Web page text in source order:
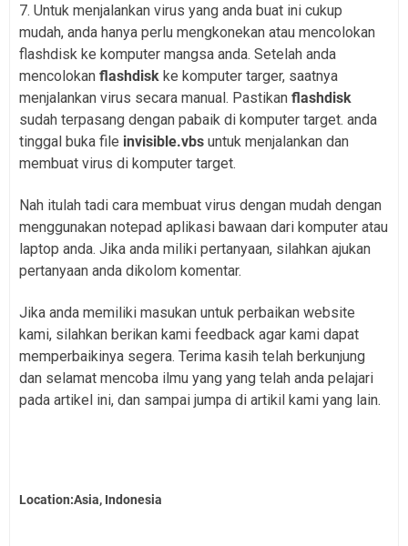
7. Untuk menjalankan virus yang anda buat ini cukup
mudah, anda hanya perlu mengkonekan atau mencolokan
flashdisk ke komputer mangsa anda. Setelah anda
mencolokan flashdisk ke komputer targer, saatnya
menjalankan virus secara manual. Pastikan flashdisk
sudah terpasang dengan pabaik di komputer target. anda
tinggal buka file invisible.vbs untuk menjalankan dan
membuat virus di komputer target.
Nah itulah tadi cara membuat virus dengan mudah dengan
menggunakan notepad aplikasi bawaan dari komputer atau
laptop anda. Jika anda miliki pertanyaan, silahkan ajukan
pertanyaan anda dikolom komentar.
Jika anda memiliki masukan untuk perbaikan website
kami, silahkan berikan kami feedback agar kami dapat
memperbaikinya segera. Terima kasih telah berkunjung
dan selamat mencoba ilmu yang yang telah anda pelajari
pada artikel ini, dan sampai jumpa di artikil kami yang lain.
Location:Asia, Indonesia